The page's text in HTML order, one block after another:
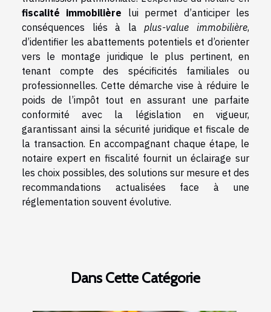
fiscalité immobilière lui permet d’anticiper les
conséquences liés à laplus-value immobilière,
d’identifier les abattements potentiels et d’orienter
vers le montage juridique le plus pertinent, en
tenant compte des spécificités familiales ou
professionnelles. Cette démarche vise à réduire le
poids de l’impôt tout en assurant une parfaite
conformité avec la législation en vigueur,
garantissant ainsi la sécurité juridique et fiscale de
la transaction. En accompagnant chaque étape, le
notaire expert en fiscalité fournit un éclairage sur
les choix possibles, des solutions sur mesure et des
recommandations actualisées face à une
réglementation souvent évolutive.
Dans Cette Catégorie